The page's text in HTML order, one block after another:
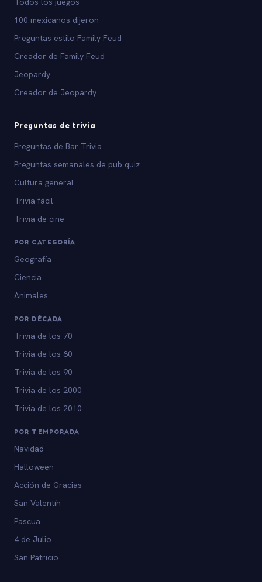
100 mexicanos dijeron
Preguntas estilo Family Feud
Creador de Family Feud
Jeopardy
Creador de Jeopardy
Preguntas de trivia
Preguntas de Bar Trivia
Preguntas semanales de pub quiz
Cultura general
Trivia fácil
Trivia de cine
POR CATEGORÍA
Geografía
Ciencia
Animales
POR DÉCADA
Trivia de los 70
Trivia de los 80
Trivia de los 90
Trivia de los 2000
Trivia de los 2010
POR TEMPORADA
Navidad
Halloween
Acción de Gracias
San Valentín
Pascua
4 de Julio
San Patricio